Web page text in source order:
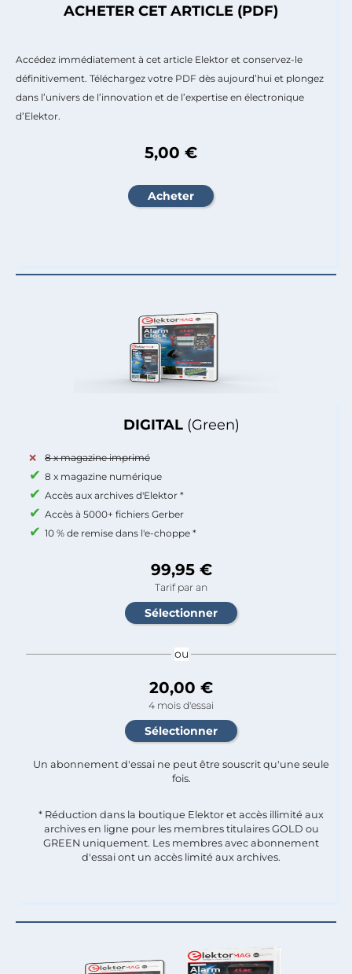
DIGITAL (Green)
8 x magazine imprimé
8 x magazine numérique
Accès aux archives d'Elektor *
Accès à 5000+ fichiers Gerber
10 % de remise dans l'e-choppe *
99,95 €
Tarif par an
ou
20,00 €
4 mois d'essai
Un abonnement d'essai ne peut être souscrit qu'une seule
fois.​
* Réduction dans la boutique Elektor et accès illimité aux
archives en ligne pour les membres titulaires GOLD ou
GREEN uniquement. Les membres avec abonnement
d'essai ont un accès limité aux archives.
ACHETER CET ARTICLE (PDF)
Accédez immédiatement à cet article Elektor et conservez-le
définitivement. Téléchargez votre PDF dès aujourd’hui et plongez
dans l’univers de l’innovation et de l’expertise en électronique
d’Elektor.
5,00 €